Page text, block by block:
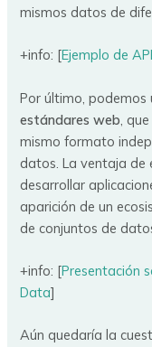
mismos datos de
+info: [Ejemplo de
Por último,
estándares web ,
mismo formato
datos. La ventaja de
desarrollar
aparición de un
de conjuntos de
+info: [Presentación
Data]
Aún quedaría la